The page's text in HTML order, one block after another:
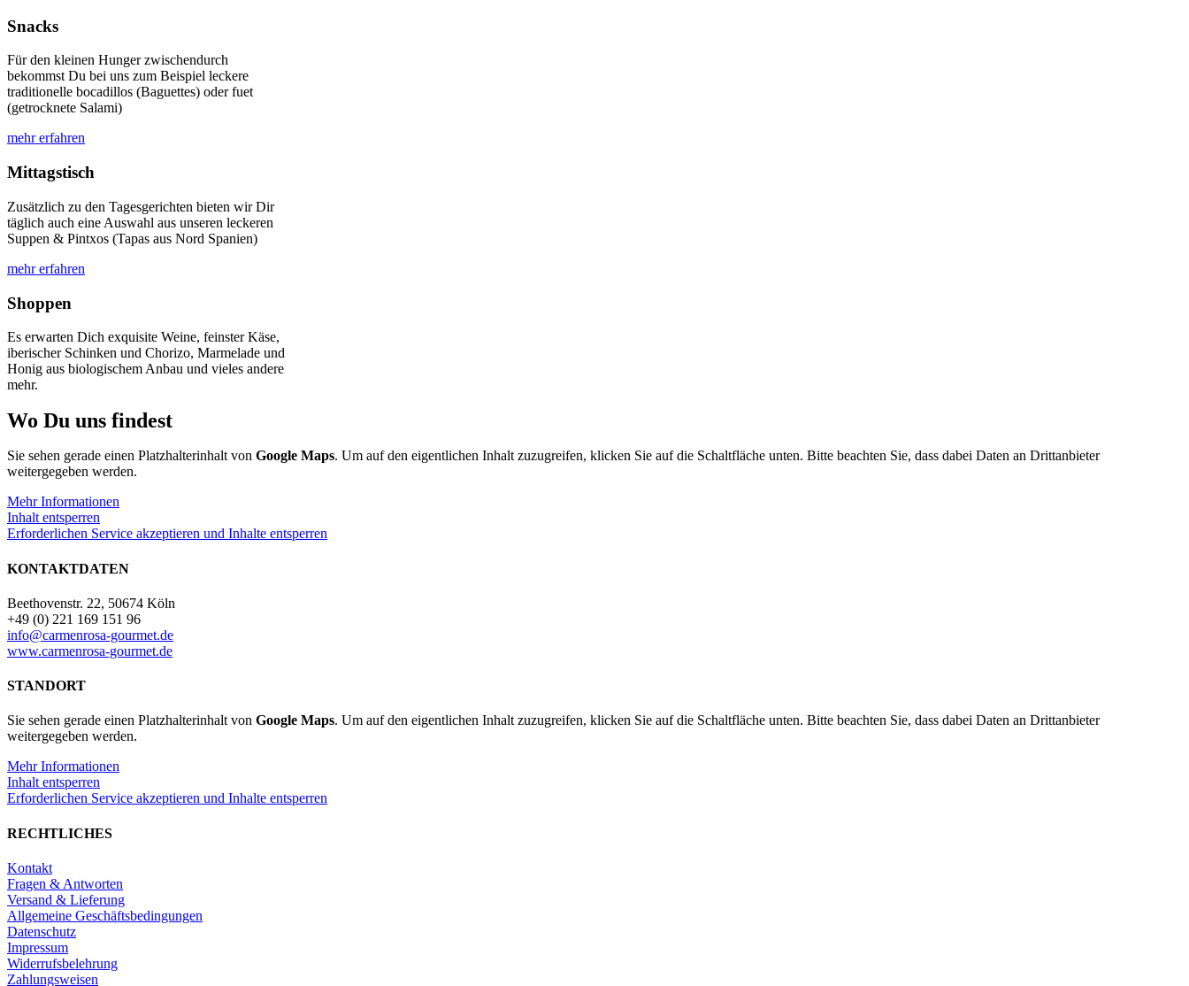
Snacks
Für den kleinen Hunger zwischendurch
bekommst Du bei uns zum Beispiel leckere
traditionelle bocadillos (Baguettes) oder fuet
(getrocknete Salami)
mehr erfahren
Mittagstisch
Zusätzlich zu den Tagesgerichten bieten wir Dir
täglich auch eine Auswahl aus unseren leckeren
Suppen & Pintxos (Tapas aus Nord Spanien)
mehr erfahren
Shoppen
Es erwarten Dich exquisite Weine, feinster Käse,
iberischer Schinken und Chorizo, Marmelade und
Honig aus biologischem Anbau und vieles andere
mehr.
Wo Du uns findest
Sie sehen gerade einen Platzhalterinhalt von Google Maps. Um auf den eigentlichen Inhalt zuzugreifen, klicken Sie auf die Schaltfläche unten. Bitte beachten Sie, dass dabei Daten an Drittanbieter
weitergegeben werden.
Mehr Informationen
Inhalt entsperren
Erforderlichen Service akzeptieren und Inhalte entsperren
KONTAKTDATEN
Beethovenstr. 22, 50674 Köln
+49 (0) 221 169 151 96
info@carmenrosa-gourmet.de
www.carmenrosa-gourmet.de
STANDORT
Sie sehen gerade einen Platzhalterinhalt von Google Maps. Um auf den eigentlichen Inhalt zuzugreifen, klicken Sie auf die Schaltfläche unten. Bitte beachten Sie, dass dabei Daten an Drittanbieter
weitergegeben werden.
Mehr Informationen
Inhalt entsperren
Erforderlichen Service akzeptieren und Inhalte entsperren
RECHTLICHES
Kontakt
Fragen & Antworten
Versand & Lieferung
Allgemeine Geschäftsbedingungen
Datenschutz
Impressum
Widerrufsbelehrung
Zahlungsweisen